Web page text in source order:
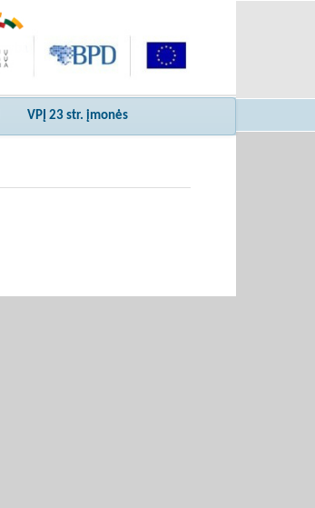
VPĮ 23 str. įmonės